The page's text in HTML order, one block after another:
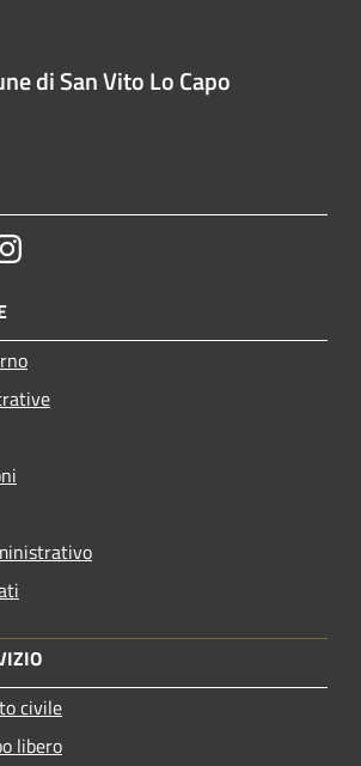
di San Vito Lo Capo
Instagram
civile
libero